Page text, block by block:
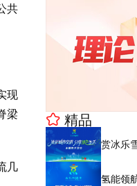
共
现
梁
几
精品
赏冰乐
氢能领